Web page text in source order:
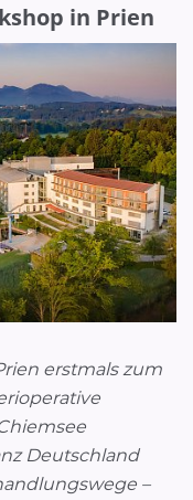
in Prien
erstmals zum
Deutschland
–